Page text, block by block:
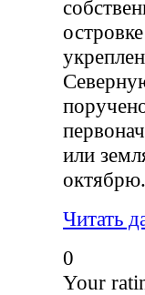
или
октябрю.
Читать
0
Your